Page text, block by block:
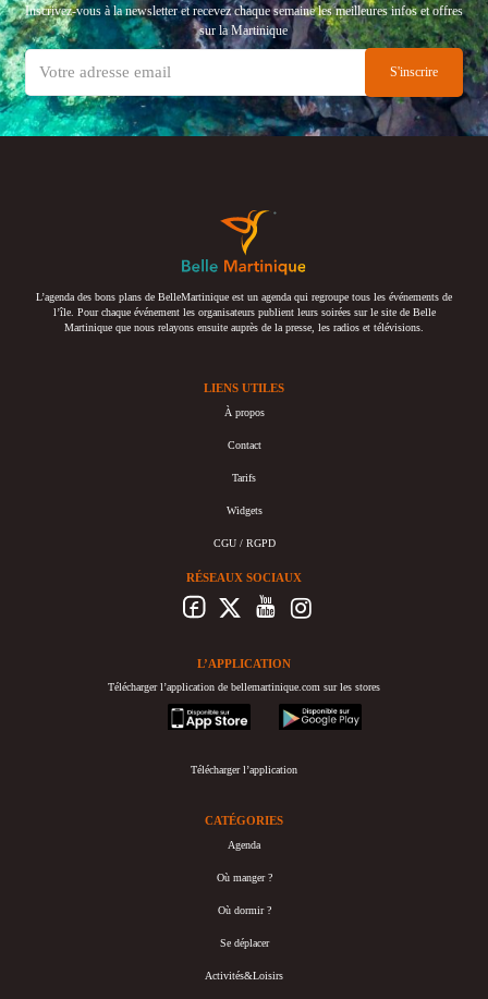
Inscrivez-vous à la newsletter et recevez chaque semaine les meilleures infos et offres
sur la Martinique
L’agenda des bons plans de BelleMartinique est un agenda qui regroupe tous les événements de
l’île. Pour chaque événement les organisateurs publient leurs soirées sur le site de Belle
Martinique que nous relayons ensuite auprès de la presse, les radios et télévisions.
LIENS UTILES
À propos
Contact
Tarifs
Widgets
CGU / RGPD
RÉSEAUX SOCIAUX
L’APPLICATION
Télécharger l’application de bellemartinique.com sur les stores
appstore
googleplay
Télécharger l’application
CATÉGORIES
Agenda
Où manger ?
Où dormir ?
Se déplacer
Activités&Loisirs